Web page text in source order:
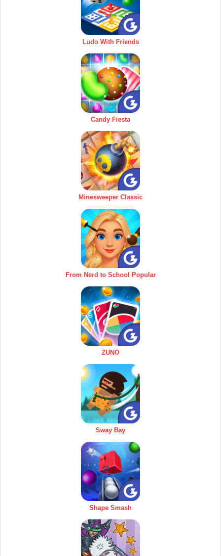
Ludo With Friends
Candy Fiesta
Minesweeper Classic
From Nerd to School Popular
ZUNO
Sway Bay
Shape Smash